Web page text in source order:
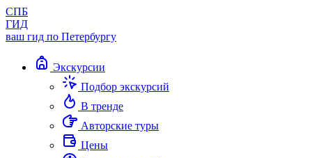
СПБ
ГИД
ваш гид по Петербургу
Экскурсии
Подбор экскурсий
В тренде
Авторские туры
Цены